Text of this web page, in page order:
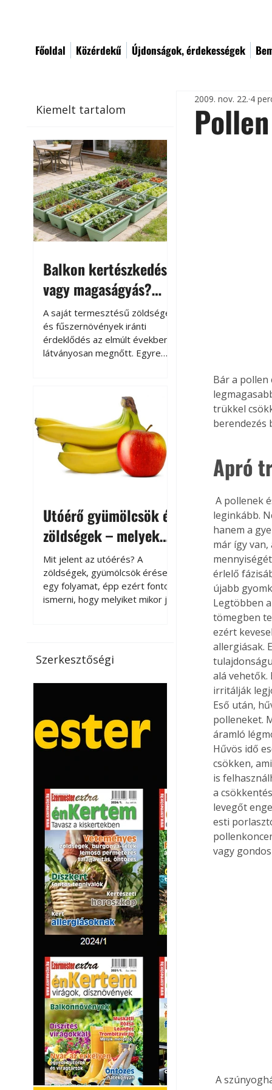
Főoldal Közérdekű Újdonságok, érdekességek
Kiemelt tartalom
Balkon kertészkedés
vagy magaságyás?
Helytakarékos
kertészkedés
A saját termesztésű zöldségek
és fűszernövények iránti
érdeklődés az elmúlt években
látványosan megnőtt. Egyre
kertészkedés sokak számára
kikapcsolódást és feltöltődést
is jelent.
Utóérő gyümölcsök és
zöldségek – melyek
érnek tovább leszedés
után?
Mit jelent az utóérés? A
zöldségek, gyümölcsök érése
egy folyamat, épp ezért fontos
ismerni, hogy melyiket mikor jó
paradicsomot sokszor
gazdasági érettségben, azaz
Utóérik eközben, de nem lesz
olyan ízű, mint amit a saját
kertünkben, biológiai
tárolható h
Szerkesztőségi
2009. nov. 22. 4
Bár a pollen
trükkel
berendezés
Apró
A pollenek és a por okozta allergiás tüneteket az emberiség az életmódjának köszönheti
leginkább.
hanem a
már így
érlelő
újabb
Legtöbben
tömegben
ezért
allergiásak.
alá vehetők.
irritálják
Eső után,
polleneket.
áramló
Hűvös idő
csökken,
is
a
levegőt
esti
vagy
A szúnyogháló helyett, bár nem látunk ki rajta érdemes a gyakran nyitva tartott ablakra